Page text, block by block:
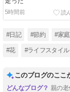
5時間前
#日記 #節約 #家
#花 #ライフスタイル
このブログのここ
親の